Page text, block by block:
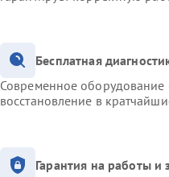
Бесплатная
Современное оборудование
восстановление в
Гарантия на работы и